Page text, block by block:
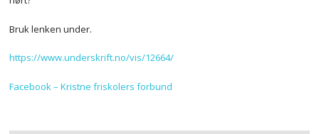
Bruk lenken under.
https://www.underskrift.no/vis/12664/
Facebook – Kristne friskolers forbund